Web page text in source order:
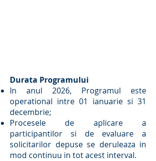
Durata Programului
In anul 2026, Programul este
operational intre 01 ianuarie si 31
decembrie;
Procesele de aplicare a
participantilor si de evaluare a
solicitarilor depuse se deruleaza in
mod continuu in tot acest interval.